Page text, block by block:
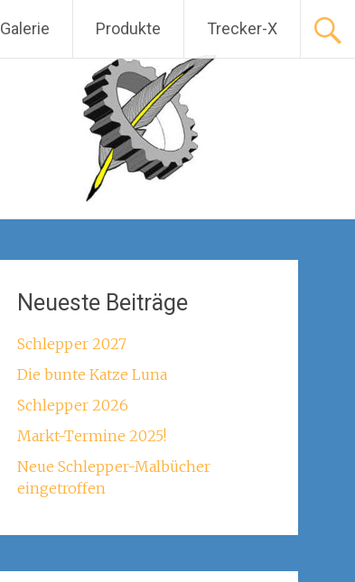
Galerie Produkte Trecker-X
Neueste Beiträge
Schlepper 2027
Die bunte Katze Luna
Schlepper 2026
Markt-Termine 2025!
Neue Schlepper-Malbücher
eingetroffen